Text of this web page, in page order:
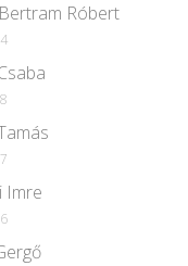
Róbert
Imre